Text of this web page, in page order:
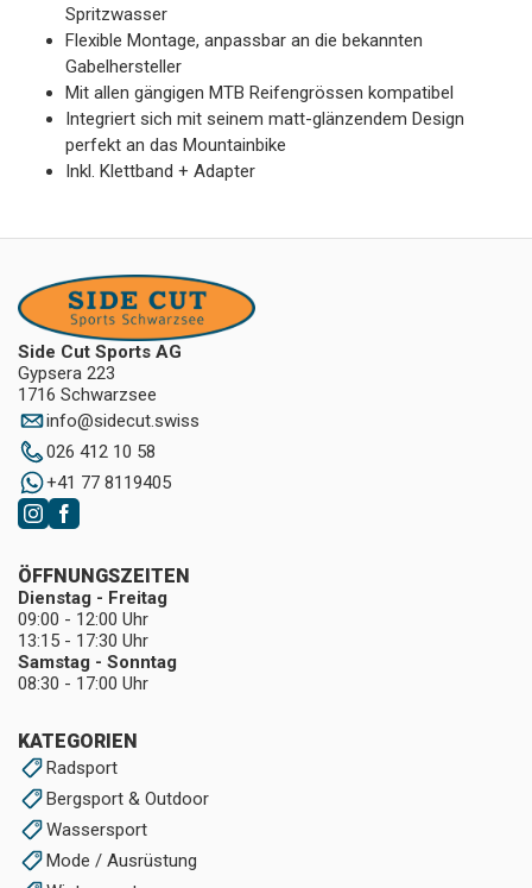
Spritzwasser
Flexible Montage, anpassbar an die bekannten
Gabelhersteller
Mit allen gängigen MTB Reifengrössen kompatibel
Integriert sich mit seinem matt-glänzendem Design
perfekt an das Mountainbike
Inkl. Klettband + Adapter
Side Cut Sports AG
Gypsera 223
1716 Schwarzsee
info@sidecut.swiss
026 412 10 58
+41 77 8119405
KATEGORIEN
Radsport
Bergsport & Outdoor
Wassersport
Mode / Ausrüstung
ÖFFNUNGSZEITEN
Dienstag - Freitag
09:00 - 12:00 Uhr
13:15 - 17:30 Uhr
Samstag - Sonntag
08:30 - 17:00 Uhr